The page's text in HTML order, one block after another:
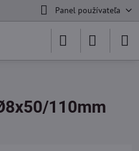
Panel používateľa
110mm